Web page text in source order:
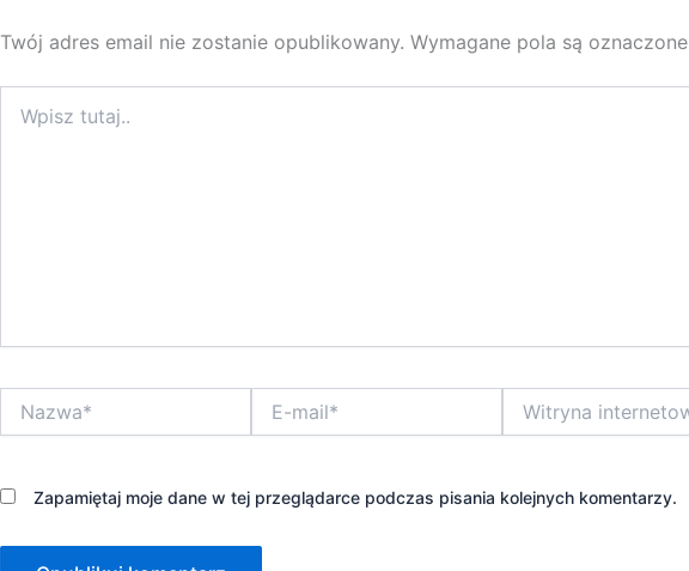
Twój adres email nie zostanie opublikowany. Wymagane pola są oznaczone
tutaj..
mail*
internetowa
Zapamiętaj moje dane w tej przeglądarce podczas pisania kolejnych komentarzy.